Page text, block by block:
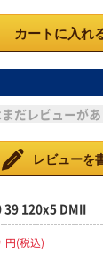
カートに入れ
だレビューがあ
レビューを
39 120x5 DMII
円(税込)